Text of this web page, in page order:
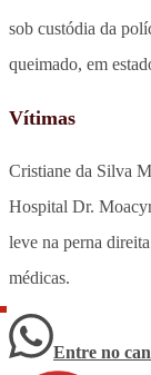
sob custódia da
queimado, em
Vítimas
Cristiane da Silva
Hospital Dr.
leve na perna
médicas.
Entre no